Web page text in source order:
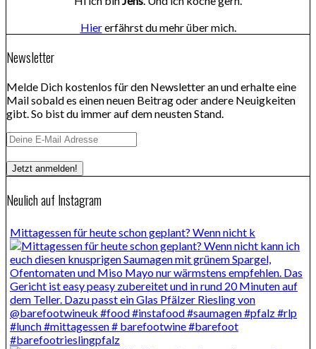
Hiererfährst du mehr über mich.
Newsletter
Melde Dich kostenlos für den Newsletter an und erhalte eine
Mail sobald es einen neuen Beitrag oder andere Neuigkeiten
gibt. So bist du immer auf dem neusten Stand.
Neulich auf Instagram
Mittagessen für heute schon geplant? Wenn nicht k